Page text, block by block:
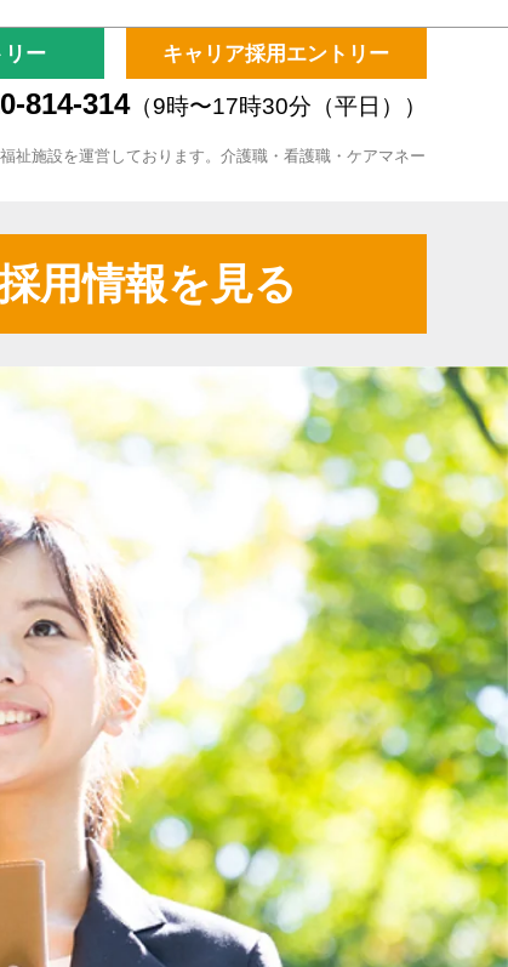
リー キャリア採用エントリー
814-314（9時〜17時30分（平日））
祉施設を運営しております。介護職・看護職・ケアマネー
用情報を見る